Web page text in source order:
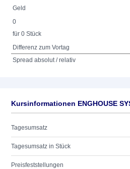
Geld
0
für 0 Stück
Differenz zum Vortag
Spread absolut / relativ
Kursinformationen ENGHOUSE
Tagesumsatz
Tagesumsatz in Stück
Preisfeststellungen